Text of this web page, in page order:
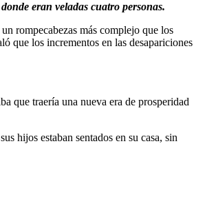
eran veladas cuatro personas.
rompecabezas más complejo que los
que los incrementos en las desapariciones
que traería una nueva era de prosperidad
hijos estaban sentados en su casa, sin